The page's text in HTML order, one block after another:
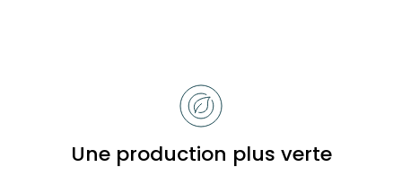
BobbiUne production plus verte